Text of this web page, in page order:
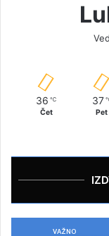
36 ℃
Čet
37
Pet
VAŽNO